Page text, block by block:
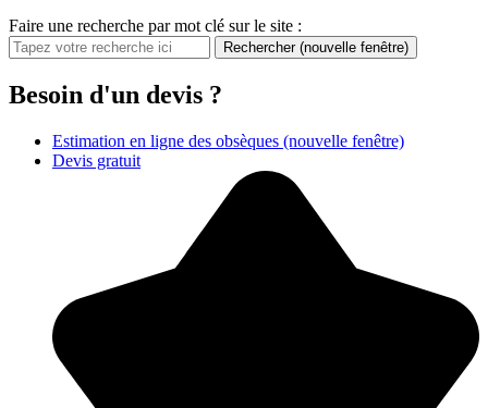
Faire une recherche par mot clé sur le site :
Rechercher (nouvelle fenêtre)
Besoin d'un devis ?
Estimation en ligne des obsèques (nouvelle fenêtre)
Devis gratuit